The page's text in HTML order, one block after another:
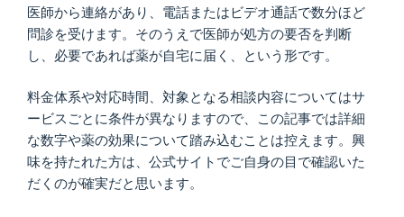
医師から連絡があり、電話またはビデオ通話で数分ほど
問診を受けます。そのうえで医師が処方の要否を判断
し、必要であれば薬が自宅に届く、という形です。
料金体系や対応時間、対象となる相談内容についてはサ
ービスごとに条件が異なりますので、この記事では詳細
な数字や薬の効果について踏み込むことは控えます。興
味を持たれた方は、公式サイトでご自身の目で確認いた
だくのが確実だと思います。